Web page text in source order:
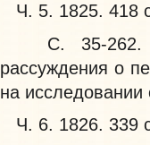
Ч. 5. 1825. 418
С. 35-262.
рассуждения о
на исследовании
Ч. 6. 1826. 339